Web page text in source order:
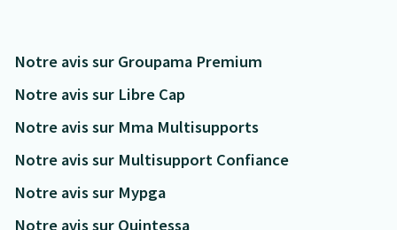
Notre avis sur Groupama Premium
Notre avis sur Libre Cap
Notre avis sur Mma Multisupports
Notre avis sur Multisupport Confiance
Notre avis sur Mypga
Notre avis sur Quintessa